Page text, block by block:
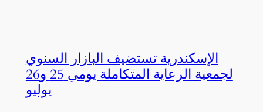
الإسكندرية تستضيف البازار السنوي
لجمعية الرعاية المتكاملة يومي 25 و26
يوليو